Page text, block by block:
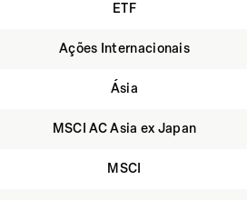
ETF
Ações Internacionais
Ásia
MSCI AC Asia ex Japan
MSCI